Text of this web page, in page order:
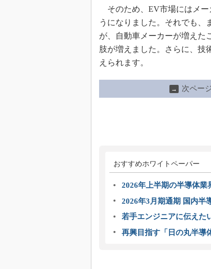
そのため、EV市場にはメー
うになりました。それでも、
が、自動車メーカーが増えた
肢が増えました。さらに、技
えられます。
→ 次ペー
おすすめホワイトペーパー
2026年上半期の半導体
2026年3月期通期 国内半
若手エンジニアに伝えた
再興目指す「日の丸半導